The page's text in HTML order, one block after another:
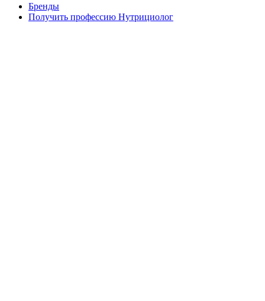
Бренды
Получить профессию Нутрициолог